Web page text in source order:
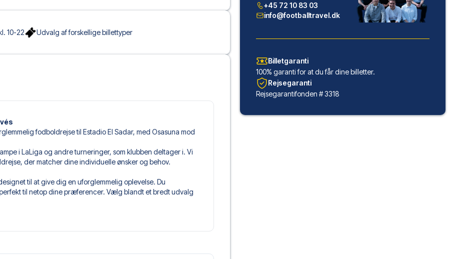
10-22 Udvalg af forskellige billettyper
fodboldrejse til Estadio El Sadar, med Osasuna mod
i LaLiga og andre turneringer, som klubben deltager i. Vi
der matcher dine individuelle ønsker og behov.
til at give dig en uforglemmelig oplevelse. Du
til netop dine præferencer. Vælg blandt et bredt udvalg
hvor der er mere inkluderet end selve billetten. Det kan
+45 72 10 83 03
info@footballtravel.dk
Billetgaranti
100% garanti for at du får dine billetter.
Rejsegaranti
Rejsegarantifonden # 3318